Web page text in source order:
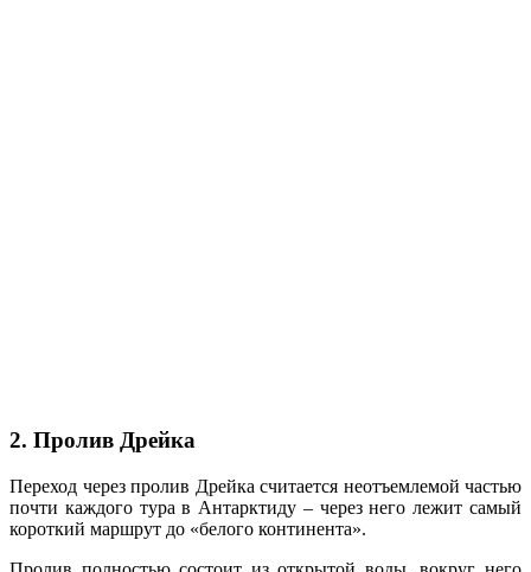
2. Пролив Дрейка
Переход через пролив Дрейка считается неотъемлемой частью
почти каждого тура в Антарктиду – через него лежит самый
короткий маршрут до «белого континента».